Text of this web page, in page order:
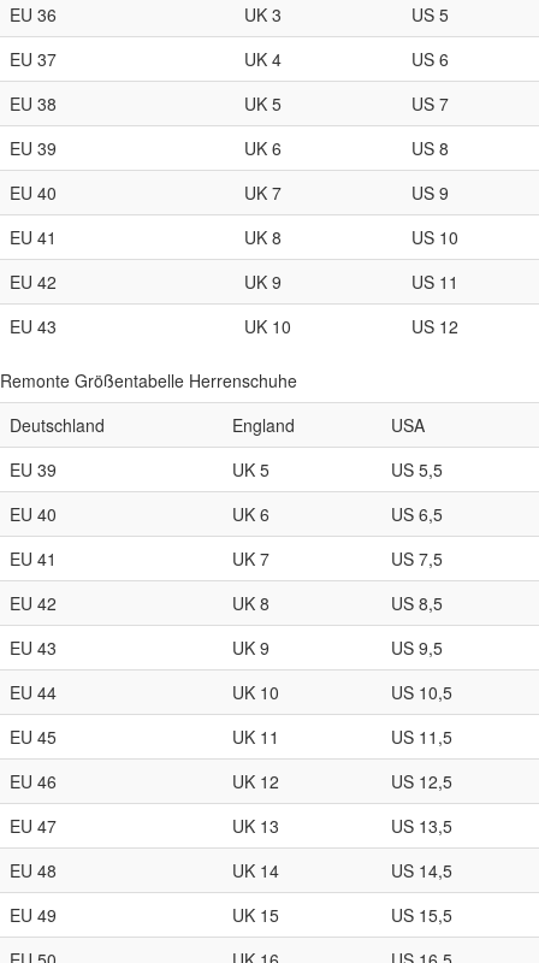
EU 36
UK 3
US 5
EU 37
UK 4
US 6
EU 38
UK 5
US 7
EU 39
UK 6
US 8
EU 40
UK 7
US 9
EU 41
UK 8
US 10
EU 42
UK 9
US 11
EU 43
UK 10 US 12
Remonte Größentabelle Herrenschuhe
Deutschland
England
USA
EU 39
UK 5
US 5,5
EU 40
UK 6
US 6,5
EU 41
UK 7
US 7,5
EU 42
UK 8
US 8,5
EU 43
UK 9
US 9,5
EU 44
UK 10
US 10,5
EU 45
UK 11
US 11,5
EU 46
UK 12
US 12,5
EU 47
UK 13
US 13,5
EU 48
UK 14
US 14,5
EU 49
UK 15
US 15,5